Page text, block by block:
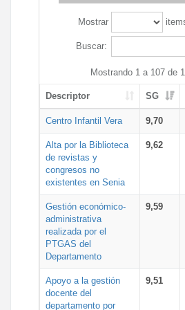
Mostrar
Buscar:
Mostrando 1 a 107 de
Descriptor SG
Centro Infantil Vera 9,70
Alta por la Biblioteca
de revistas y
congresos no
existentes en Senia
9,62
Gestión económico-
administrativa
realizada por el
PTGAS del
Departamento
9,59
Apoyo a la gestión
docente del
departamento por
9,51